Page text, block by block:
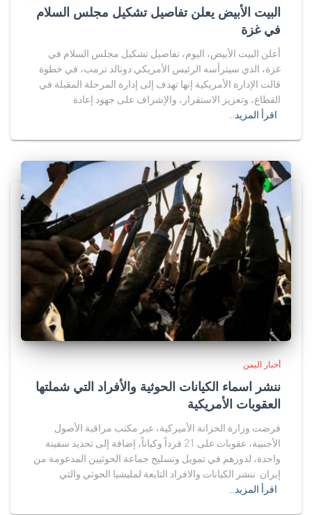
البيت الأبيض يعلن تفاصيل تشكيل مجلس السلام
في غزة
أعلن البيت الأبيض، اليوم، تفاصيل تشكيل مجلس السلام في
غزة، الذي سيترأسه الرئيس الأمريكي دونالد ترمب، في خطوة
قالت الإدارة الأمريكية إنها تهدف إلى إدارة المرحلة المقبلة في
القطاع، وتعزيز الاستقرار، والإشراف على جهود إعادة
اقرأ المزيد…
أخبار اليمن
ننشر اسماء الكيانات الحوثية والأفراد التي شملتها
العقوبات الأمريكية
فرضت وزارة الخزانة الأميركية، عبر مكتب مراقبة الأصول
الأجنبية، عقوبات على 21 فرداً وكياناً، إضافة إلى تحديد سفينة
واحدة، لدورهم في تمويل وتسليح جماعة الحوثيين المدعومة من
إيران. ننشر الكيانات والافراد التابعة لمليشيا الحوثي والتي
اقرأ المزيد…